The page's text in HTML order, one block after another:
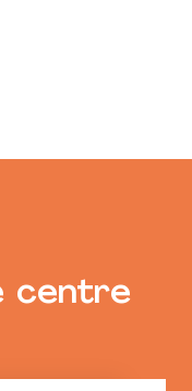
centre